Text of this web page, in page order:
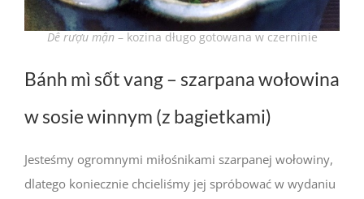
Dê rượu mận – kozina długo gotowana w czerninie
Bánh mì sốt vang – szarpana wołowina
w sosie winnym (z bagietkami)
Jesteśmy ogromnymi miłośnikami szarpanej wołowiny,
dlatego koniecznie chcieliśmy jej spróbować w wydaniu